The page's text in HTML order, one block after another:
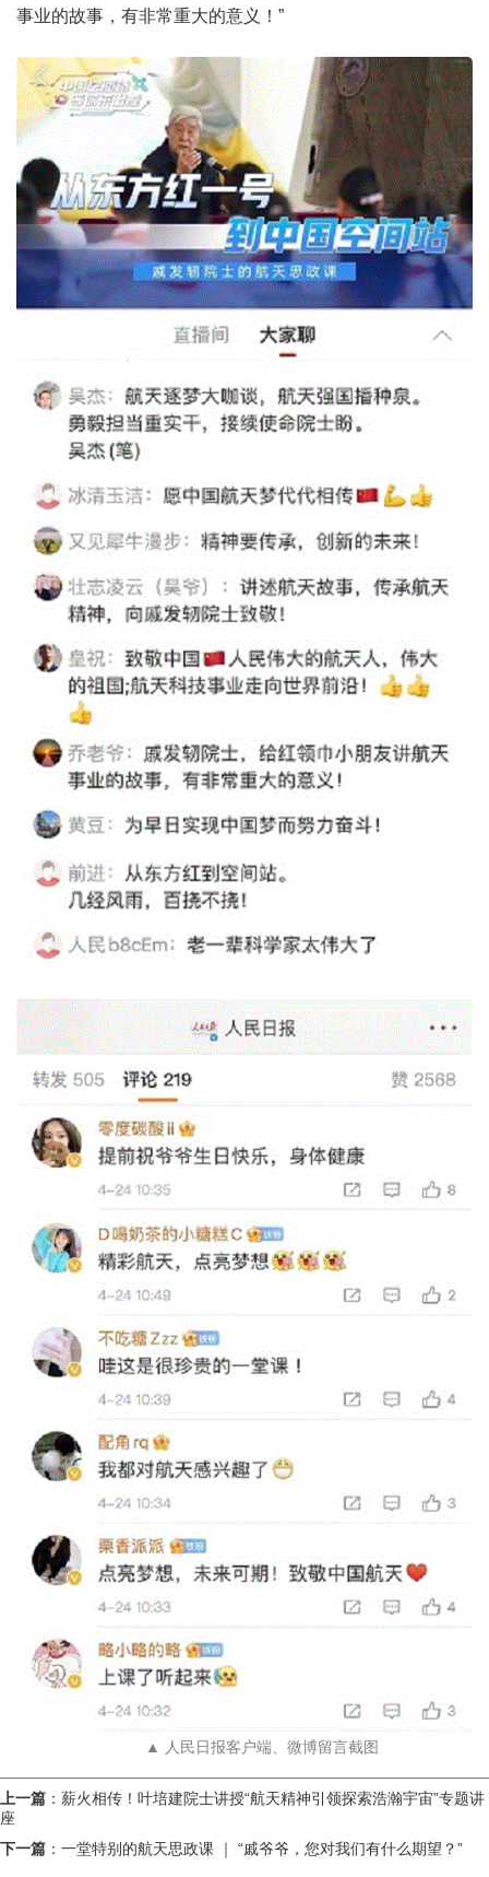
事业的故事，有非常重大的意义！”
▲ 人民日报客户端、微博留言截图
上一篇 ： 薪火相传！叶培建院士讲授“航天精神引领探索浩瀚宇宙”专题讲
座
下一篇 ： 一堂特别的航天思政课 ｜ “戚爷爷，您对我们有什么期望？”